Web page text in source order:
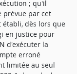
; qu'il
prévue par cet
dès lors que
en justice pour
d'exécuter la
erroné
limitée au seul